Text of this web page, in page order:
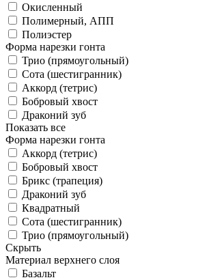
Окисленный
Полимерный, АПП
Полиэстер
Форма нарезки гонта
Трио (прямоугольный)
Сота (шестигранник)
Аккорд (тетрис)
Бобровый хвост
Драконий зуб
Показать все
Форма нарезки гонта
Аккорд (тетрис)
Бобровый хвост
Брикс (трапеция)
Драконий зуб
Квадратный
Сота (шестигранник)
Трио (прямоугольный)
Скрыть
Материал верхнего слоя
Базальт